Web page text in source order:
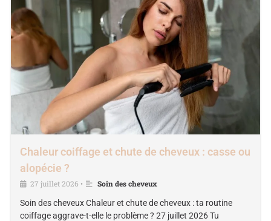
Chaleur coiffage et chute de cheveux : casse ou
alopécie ?
27 juillet 2026 •
Soin des cheveux
Soin des cheveux Chaleur et chute de cheveux : ta routine
coiffage aggrave-t-elle le problème ? 27 juillet 2026 Tu